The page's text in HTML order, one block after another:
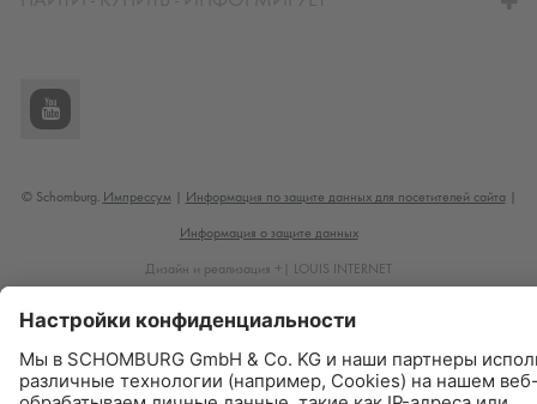
© Schomburg. Импрессум Информация по защите данных для посетителей сайта|
Информация о защите данных
Дизайн и реализация +| LOUIS INTERNET